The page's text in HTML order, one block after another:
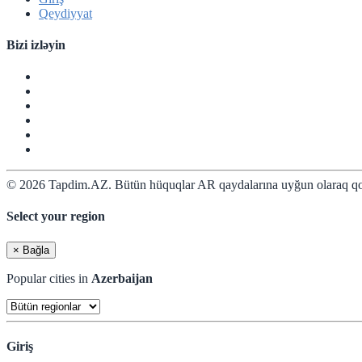
Qeydiyyat
Bizi izləyin
© 2026 Tapdim.AZ. Bütün hüquqlar AR qaydalarına uyğun olaraq
Select your region
× Bağla
Popular cities in Azerbaijan
Giriş